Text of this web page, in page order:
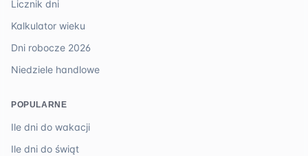
Licznik dni
Kalkulator wieku
Dni robocze 2026
Niedziele handlowe
POPULARNE
Ile dni do wakacji
Ile dni do świąt